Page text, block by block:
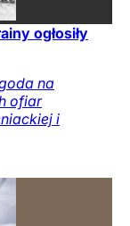
ogłosiły
na
ofiar
i